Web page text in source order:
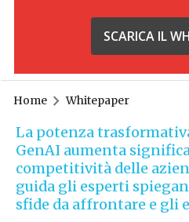
SCARICA IL
Home Whitepaper
La potenza
GenAI aumenta
competitività delle
guida gli esperti
sfide da affrontare e gli